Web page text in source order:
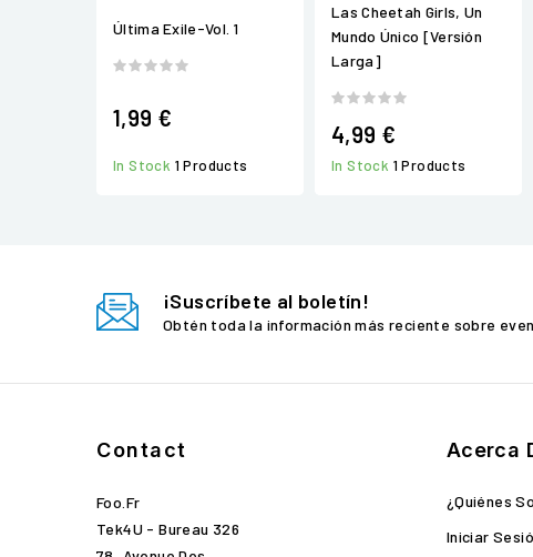
Última Exile-Vol. 1
1,99 €
In Stock 1 Products
Las Cheetah Girls, Un
Mundo Único [Versión
Larga]
4,99 €
In Stock 1 Products
¡Suscríbete al boletín!
Obtén toda la información más reciente sobre
Contact
Foo.fr
Tek4U - Bureau 326
Acerca
¿Quiénes
Iniciar